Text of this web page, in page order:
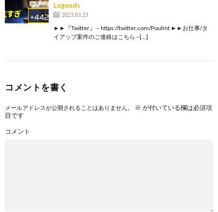
Legends
2023.03.23
►►『Twitter』 – https://twitter.com/Poulmt ►►お仕事/タ
イアップ案件のご連絡はこちら –[…]
コメントを書く
メールアドレスが公開されることはありません。 ※ が付いている欄は必須項
目です
コメント